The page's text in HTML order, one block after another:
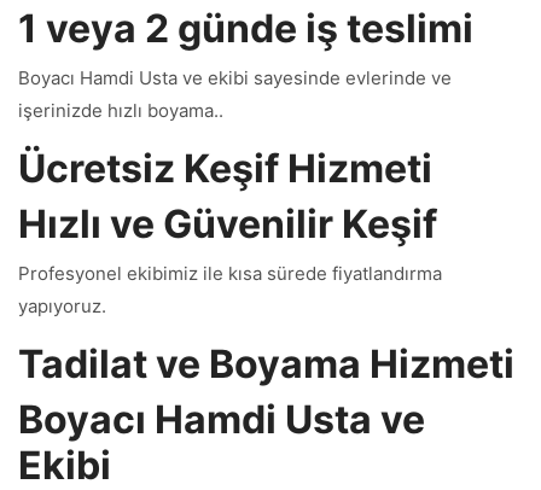
1 veya 2 günde iş teslimi
Boyacı Hamdi Usta ve ekibi sayesinde evlerinde ve
işerinizde hızlı boyama..
Ücretsiz Keşif Hizmeti
Hızlı ve Güvenilir Keşif
Profesyonel ekibimiz ile kısa sürede fiyatlandırma
yapıyoruz.
Tadilat ve Boyama Hizmeti
Boyacı Hamdi Usta ve
Ekibi